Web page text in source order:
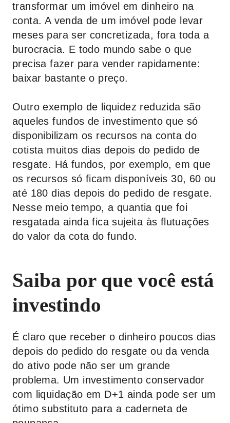
transformar um imóvel em dinheiro na
conta. A venda de um imóvel pode levar
meses para ser concretizada, fora toda a
burocracia. E todo mundo sabe o que
precisa fazer para vender rapidamente:
baixar bastante o preço.
Outro exemplo de liquidez reduzida são
aqueles fundos de investimento que só
disponibilizam os recursos na conta do
cotista muitos dias depois do pedido de
resgate. Há fundos, por exemplo, em que
os recursos só ficam disponíveis 30, 60 ou
até 180 dias depois do pedido de resgate.
Nesse meio tempo, a quantia que foi
resgatada ainda fica sujeita às flutuações
do valor da cota do fundo.
Saiba por que você está
investindo
É claro que receber o dinheiro poucos dias
depois do pedido do resgate ou da venda
do ativo pode não ser um grande
problema. Um investimento conservador
com liquidação em D+1 ainda pode ser um
ótimo substituto para a caderneta de